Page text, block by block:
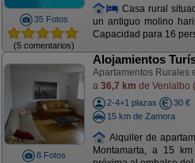
35 Fotos
(5 comentarios)
Casa rural
un antiguo molino
Capacidad para 16
8 Fotos
Alojamientos
Apartamentos Rurales
a 36,7 km de Venialbo
2-4+1 plazas
30 €
15 km de Zamora
Alquiler de
Montamarta, a 15